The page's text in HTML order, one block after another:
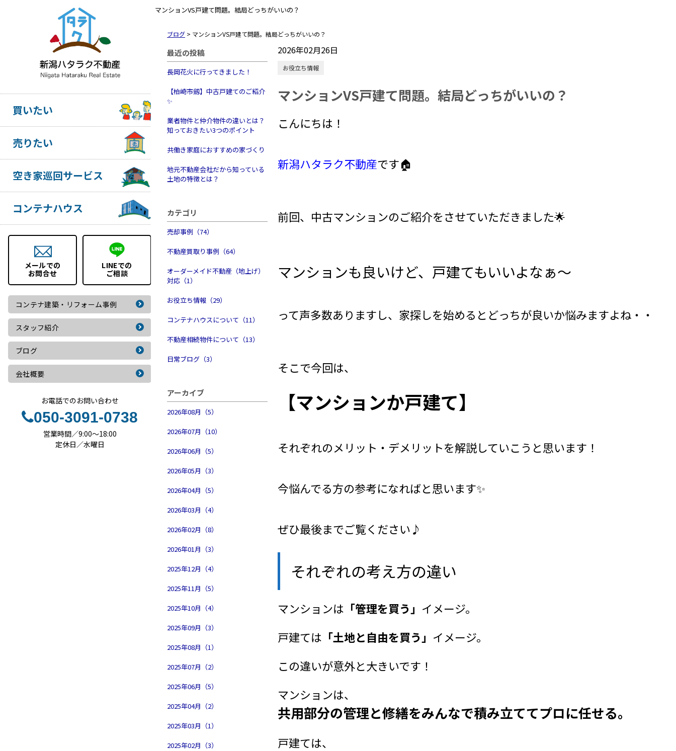
買いたい
売りたい
空き家巡回サービス
コンテナハウス
メールでの
お問合せ
LINEでの
ご相談
コンテナ建築・ リフォーム事例
スタッフ紹介
ブログ
会社概要
お電話でのお問い合わせ
050-3091-0738
営業時間／9:00～18:00
定休日／水曜日
マンションVS戸建て問題。結局どっちがいいの？
ブログ > マンションVS戸建て問題。結局どっちがいいの？
最近の投稿
長岡花火に行ってきました！
【柏崎市劔】中古戸建てのご紹介
✨
業者物件と仲介物件の違いとは？
知っておきたい3つのポイント
共働き家庭におすすめの家づくり
地元不動産会社だから知っている
土地の特徴とは？
カテゴリ
売却事例（74）
不動産買取り事例（64）
オーダーメイド不動産（地上げ）
対応（1）
お役立ち情報（29）
コンテナハウスについて（11）
不動産相続物件について（13）
日常ブログ（3）
アーカイブ
2026年08月（5）
2026年07月（10）
2026年06月（5）
2026年05月（3）
2026年04月（5）
2026年03月（4）
2026年02月（8）
2026年01月（3）
2025年12月（4）
2025年11月（5）
2025年10月（4）
2025年09月（3）
2025年08月（1）
2025年07月（2）
2025年06月（5）
2025年04月（2）
2025年03月（1）
2025年02月（3）
2026年02月26日
お役立ち情報
マンションVS戸建て問題。結局どっちがいいの？
こんにちは！
新潟ハタラク不動産です🏠
前回、中古マンションのご紹介をさせていただきました🌟
マンションも良いけど、戸建てもいいよなぁ～
って声多数ありますし、家探しを始めるとどっちが良いか悩みますよね・・
そこで今回は、
【マンションか戸建て】
それぞれのメリット・デメリットを解説していこうと思います！
今悩んでる方の参考になればと思います✨
ぜひ最後までご覧ください♪
それぞれの考え方の違い
マンションは 「管理を買う」 イメージ。
戸建ては 「土地と自由を買う」 イメージ。
この違いが意外と大きいです！
マンションは、
共用部分の管理と修繕をみんなで積み立ててプロに任せる。
戸建ては、